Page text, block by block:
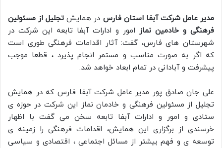
مدیر عامل شرکت آبفا استان فارس در همایش تجلیل از مسئولین
فرهنگی و خادمین نماز امور و ادارات آبفا تابعه این شرکت در
شهرستان های فارس، گفت: آثار اقدامات فرهنگی طوری است
که اگر به صورت مناسب و مستمر انجام پذیرد ، قطعا موجب
پیشرفت و آبادانی در تمام ابعاد خواهد شد.
علی جان صادق پور مدیر عامل شرکت آبفا فارس که در همایش
تجلیل از مسئولین فرهنگی و خادمان نماز این شرکت در حوزه ی
ستادی و امور و ادارات آبفا تابعه سخن می گفت با اظهار
خرسندی از برگزاری این همایش، اقدامات فرهنگی را زمینه ی
توسعه ی و فهم بیشتر از مسائل اجتماعی ، اقتصادی و سیاسی